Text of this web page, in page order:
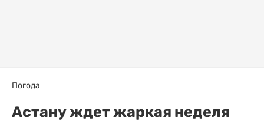
Погода
Астану ждет жаркая неделя